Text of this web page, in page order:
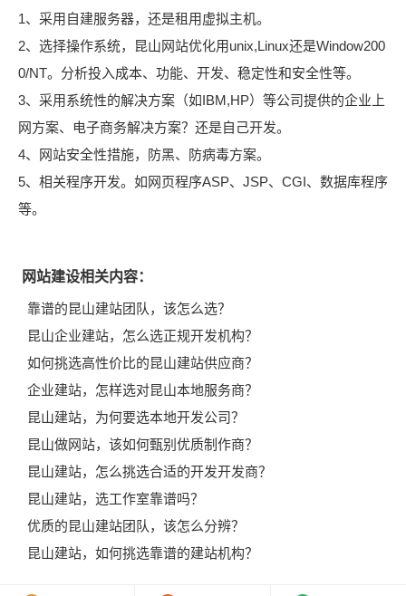
1、采用自建服务器，还是租用虚拟主机。
2、选择操作系统，昆山网站优化用unix,Linux还是Window200
0/NT。分析投入成本、功能、开发、稳定性和安全性等。
3、采用系统性的解决方案（如IBM,HP）等公司提供的企业上
网方案、电子商务解决方案？还是自己开发。
4、网站安全性措施，防黑、防病毒方案。
5、相关程序开发。如网页程序ASP、JSP、CGI、数据库程序
等。
网站建设相关内容：
靠谱的昆山建站团队，该怎么选？
昆山企业建站，怎么选正规开发机构？
如何挑选高性价比的昆山建站供应商？
企业建站，怎样选对昆山本地服务商？
昆山建站，为何要选本地开发公司？
昆山做网站，该如何甄别优质制作商？
昆山建站，怎么挑选合适的开发开发商？
昆山建站，选工作室靠谱吗？
优质的昆山建站团队，该怎么分辨？
昆山建站，如何挑选靠谱的建站机构？